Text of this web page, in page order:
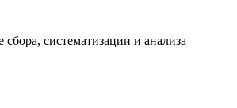
систематизации и анализа